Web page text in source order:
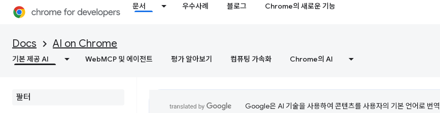
문서 우수사례 블로그 Chrome의 새로운 기능
Docs AI on Chrome
기본 제공 AI WebMCP 및 에이전트 평가 알아보기 컴퓨팅 가속화 Chrome의 AI
Google은 AI 기술을 사용하여 콘텐츠를 사용자의 기본 언어로 번역